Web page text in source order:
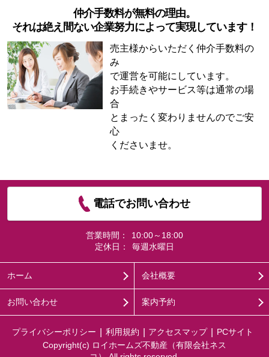
仲介手数料が無料の理由。
それは絶え間ない企業努力によって実現しています！
売主様からいただく仲介手数料の
み
で運営を可能にしています。
お手続きやサービス等は通常の場
合
とまったく変わりませんのでご安
心
くださいませ。
電話でお問い合わせ
営業時間：
10:00～18:00
定休日：
毎週水曜日
ホーム 会社概要
お問い合わせ 案内予約
プライバシーポリシー 利用規約 アクセスマップ
PCサイト
Copyright(c) ロイホームズ不動産（有限会社ネス